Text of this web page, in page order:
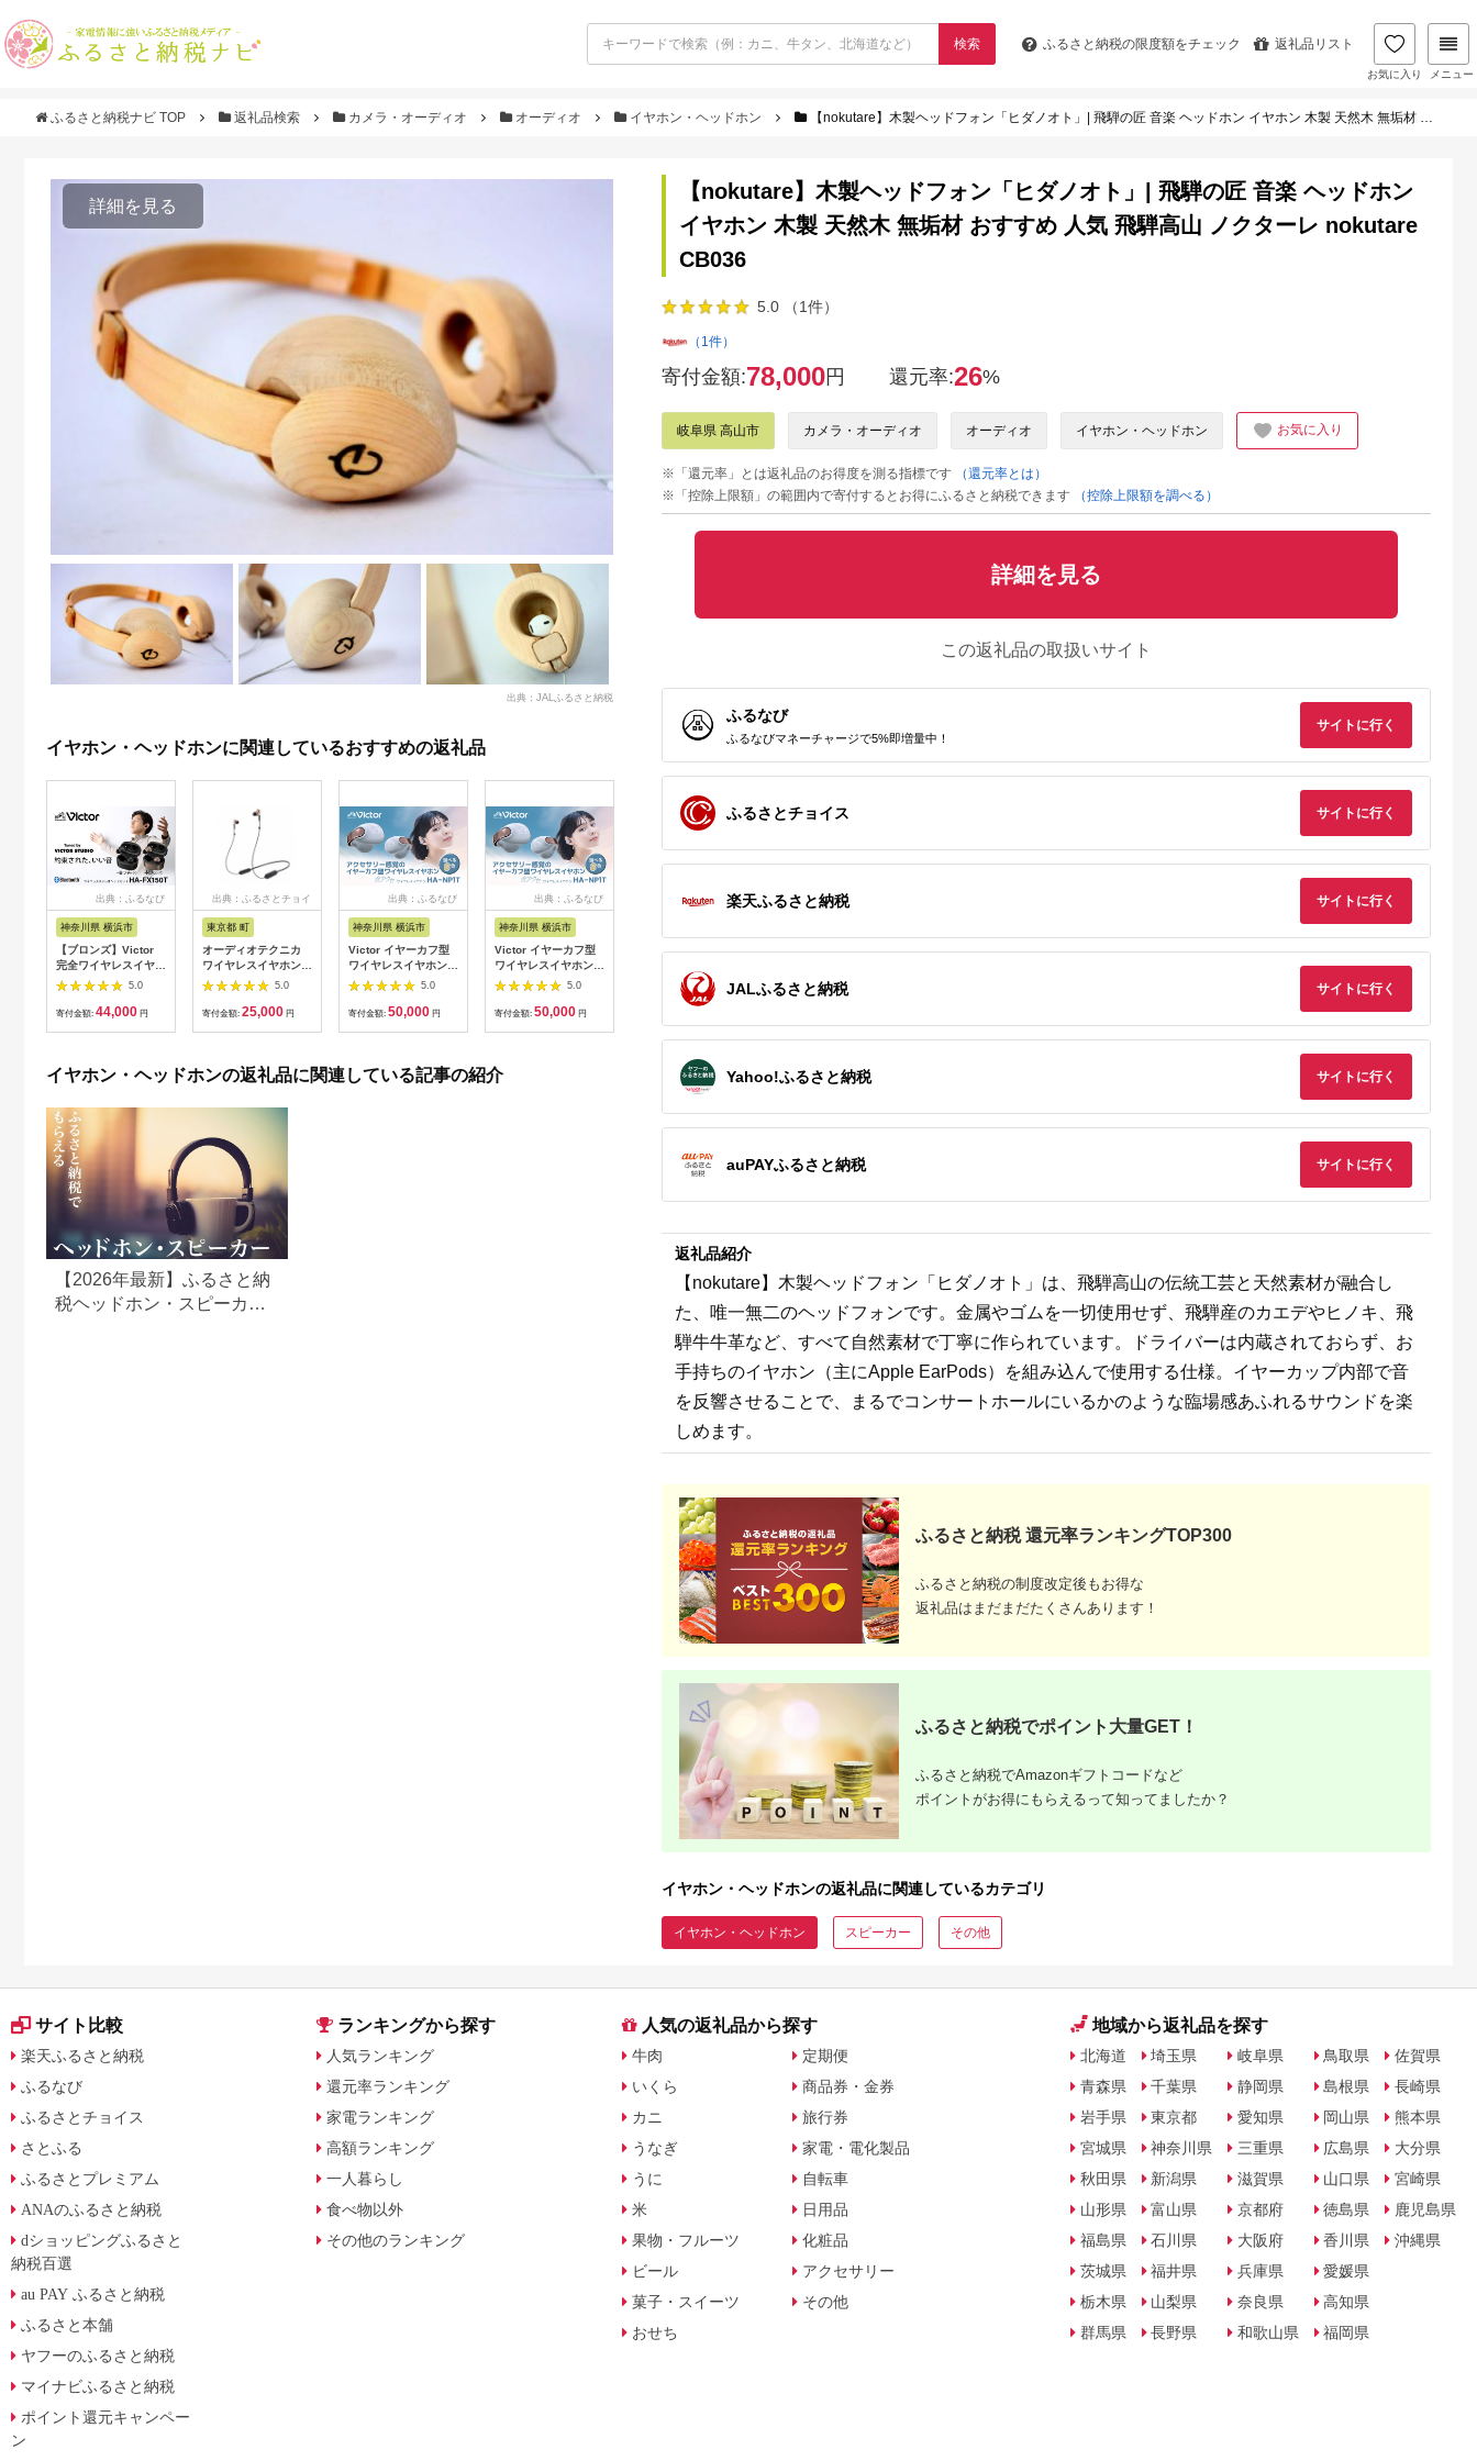
検索 ふるさと納税の限度額をチェック 返礼品リスト
お気に入り メニュー
ふるさと納税ナビ TOP 返礼品検索 カメラ・オーディオ オーディオ イヤホン・ヘッドホン 【nokutare】木製ヘッドフォン「ヒダノオト」| 飛騨の匠 音楽 ヘッドホン イヤホン 木製 天然木 無垢材 おすすめ 人気 飛騨高山 ノクターレ nokutare CB036
詳細を見る
出典：JALふるさと納税
イヤホン・ヘッドホンに関連しているおすすめの返礼品
出典：ふるなび
神奈川県 横浜市
【ブロンズ】Victor
完全ワイヤレスイヤホ
ン HA-FX150T ノイズ
キャンセリングイヤホ
ン AJZ0019VC02
5.0
寄付金額: 44,000 円
出典：ふるさとチョイ
東京都 町
オーディオテクニカ
ワイヤレスイヤホン
ATH-CKS660XBT
CGD(ゴールド)
5.0
寄付金額: 25,000 円
出典：ふるなび
神奈川県 横浜市
Victor イヤーカフ型
ワイヤレスイヤホン
HA-NP1T-W オフホワ
イト イヤホン
AJZ0014VC05
5.0
寄付金額: 50,000 円
出典：ふるなび
神奈川県 横浜市
Victor イヤーカフ型
ワイヤレスイヤホン
HA-NP1T-AN エター
ナルブルー イヤホン
AJZ0014VC06
5.0
寄付金額: 50,000 円
出典：ふるなび
Victor イヤーカフ型
HA-NP1T-T マルーン
イヤホン
5.0
出典：楽天ふるさと納
【ふるさと納税】〈太
ィーム)雅MarkII
Type-P【1461142】
アシダ音響 音楽用ヘ
【ふるさと納税】オー
出典：ふるさとチョイ
DENON 高音質完全ワ
イヤレスイヤフォン
AHC15PLBKEM イヤ
ホン イヤフォン デノ
ン 福島県 白河市
F23R-795
211,000円
出典：楽天ふるさと
東京都 町
【ふるさと納税】オ
ディオテクニカ 完
ワイヤレスイヤホン
ATH-CKS30TW+
TBK（スケルトン）
寄付金額:42,000
イヤホン・ヘッドホンの返礼品に関連している記事の紹介
【2026年最新】ふるさと納
税ヘッドホン・スピーカー
【nokutare】木製ヘッドフォン「ヒダノオト」| 飛騨の匠 音楽 ヘッドホン
イヤホン 木製 天然木 無垢材 おすすめ 人気 飛騨高山 ノクターレ nokutare
CB036
5.0 （1件）
（1件）
寄付金額:78,000円 還元率:26%
岐阜県 高山市 カメラ・オーディオ オーディオ イヤホン・ヘッドホン お気に入り
※「還元率」とは返礼品のお得度を測る指標です
（還元率とは）
※「控除上限額」の範囲内で寄付するとお得にふるさと納税できます
（控除上限額を調べる）
詳細を見る
この返礼品の取扱いサイト
ふるなび
ふるなびマネーチャージで5%即増量中！
サイトに行く
ふるさとチョイス サイトに行く
楽天ふるさと納税 サイトに行く
JALふるさと納税 サイトに行く
Yahoo!ふるさと納税 サイトに行く
auPAYふるさと納税 サイトに行く
返礼品紹介
【nokutare】木製ヘッドフォン「ヒダノオト」は、飛騨高山の伝統工芸と天然素材が融合し
た、唯一無二のヘッドフォンです。金属やゴムを一切使用せず、飛騨産のカエデやヒノキ、飛
騨牛牛革など、すべて自然素材で丁寧に作られています。ドライバーは内蔵されておらず、お
手持ちのイヤホン（主にApple EarPods）を組み込んで使用する仕様。イヤーカップ内部で音
を反響させることで、まるでコンサートホールにいるかのような臨場感あふれるサウンドを楽
しめます。
ふるさと納税 還元率ランキングTOP300
ふるさと納税の制度改定後もお得な
返礼品はまだまだたくさんあります！
ふるさと納税でポイント大量GET！
ふるさと納税でAmazonギフトコードなど
ポイントがお得にもらえるって知ってましたか？
イヤホン・ヘッドホンの返礼品に関連しているカテゴリ
イヤホン・ヘッドホン スピーカー その他
サイト比較
楽天ふるさと納税
ふるなび
ふるさとチョイス
さとふる
ふるさとプレミアム
ANAのふるさと納税
dショッピングふるさと
納税百選
au PAY ふるさと納税
ふるさと本舗
ヤフーのふるさと納税
マイナビふるさと納税
ポイント還元キャンペー
ン
ランキングから探す
人気ランキング
還元率ランキング
家電ランキング
高額ランキング
一人暮らし
食べ物以外
その他のランキング
人気の返礼品から探す
牛肉
いくら
カニ
うなぎ
うに
米
果物・フルーツ
ビール
菓子・スイーツ
おせち
定期便
商品券・金券
旅行券
家電・電化製品
自転車
日用品
化粧品
アクセサリー
その他
地域から返礼品を探す
北海道
青森県
岩手県
宮城県
秋田県
山形県
福島県
茨城県
栃木県
群馬県
埼玉県
千葉県
東京都
神奈川県
新潟県
富山県
石川県
福井県
山梨県
長野県
岐阜県
静岡県
愛知県
三重県
滋賀県
京都府
大阪府
兵庫県
奈良県
和歌山県
鳥取県
島根県
岡山県
広島県
山口県
徳島県
香川県
愛媛県
高知県
福岡県
佐賀県
長崎県
熊本県
大分県
宮崎県
鹿児島県
沖縄県